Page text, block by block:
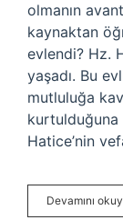
olmanın
kaynaktan
evlendi? Hz.
yaşadı. Bu
mutluluğa
kurtulduğuna
Hatice’nin
Devamını